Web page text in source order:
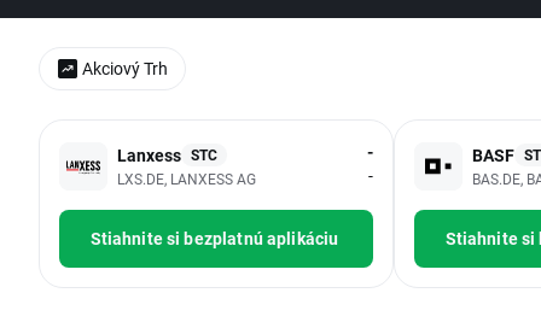
Lanxess STC
LXS.DE, LANXESS AG
-
-
Stiahnite si bezplatnú aplikáciu
BASF
BAS.DE,
Stiahnite si
Akciový Trh